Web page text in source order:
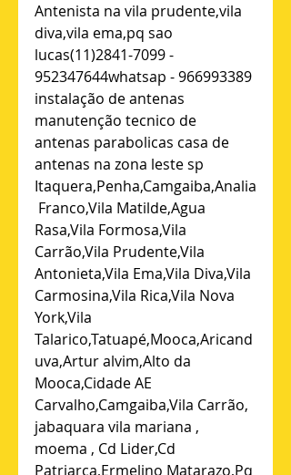
Antenista na vila prudente,vila
diva,vila ema,pq sao
lucas(11)2841-7099 -
952347644whatsap - 966993389
instalação de antenas
manutenção tecnico de
antenas parabolicas casa de
antenas na zona leste sp
Itaquera,Penha,Camgaiba,Analia
Franco,Vila Matilde,Agua
Rasa,Vila Formosa,Vila
Carrão,Vila Prudente,Vila
Antonieta,Vila Ema,Vila Diva,Vila
Carmosina,Vila Rica,Vila Nova
York,Vila
Talarico,Tatuapé,Mooca,Aricand
uva,Artur alvim,Alto da
Mooca,Cidade AE
Carvalho,Camgaiba,Vila Carrão,
jabaquara vila mariana ,
moema , Cd Lider,Cd
Patriarca,Ermelino Matarazo,Pq